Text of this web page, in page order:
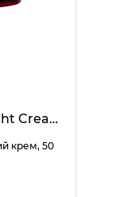
Muse Revitalizing Night Cream
крем, 50